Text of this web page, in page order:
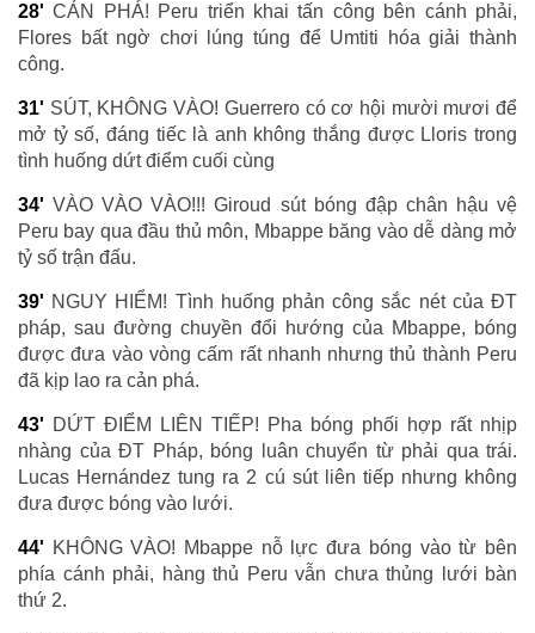
28'CẢN PHÁ! Peru triển khai tấn công bên cánh phải,
Flores bất ngờ chơi lúng túng để Umtiti hóa giải thành
công.
31' SÚT, KHÔNG VÀO! Guerrero có cơ hội mười mươi để
mở tỷ số, đáng tiếc là anh không thắng được Lloris trong
tình huống dứt điểm cuối cùng
34' VÀO VÀO VÀO!!! Giroud sút bóng đập chân hậu vệ
Peru bay qua đầu thủ môn, Mbappe băng vào dễ dàng mở
tỷ số trận đấu.
39' NGUY HIỂM! Tình huống phản công sắc nét của ĐT
pháp, sau đường chuyền đổi hướng của Mbappe, bóng
được đưa vào vòng cấm rất nhanh nhưng thủ thành Peru
đã kịp lao ra cản phá.
43' DỨT ĐIỂM LIÊN TIẾP! Pha bóng phối hợp rất nhịp
nhàng của ĐT Pháp, bóng luân chuyển từ phải qua trái.
Lucas Hernández tung ra 2 cú sút liên tiếp nhưng không
đưa được bóng vào lưới.
44' KHÔNG VÀO! Mbappe nỗ lực đưa bóng vào từ bên
phía cánh phải, hàng thủ Peru vẫn chưa thủng lưới bàn
thứ 2.